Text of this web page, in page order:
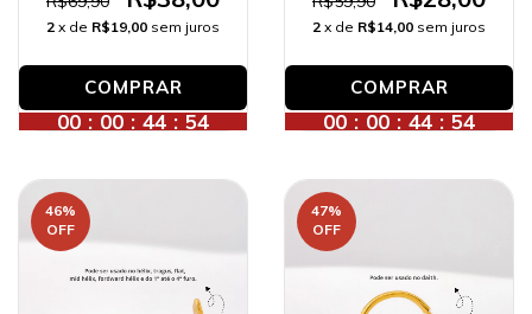
2 x de R$19,00 sem juros
00 : 00 : 44 : 52
2 x de R$14,00 sem juros
00 : 00 : 44 : 52
46%
OFF
47%
OFF